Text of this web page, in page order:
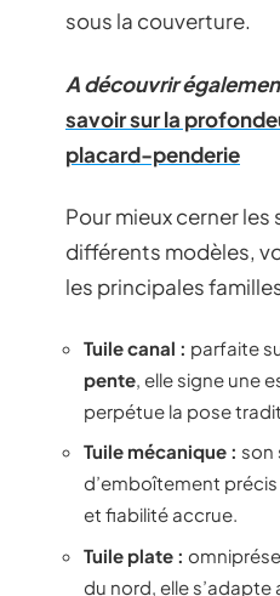
sous la couverture.
A découvrir
savoir sur la
placard-penderie
Pour mieux cerner
différents modèles,
les principales
Tuile canal : parfaite
pente , elle signe une
perpétue la pose
Tuile mécanique : son
d’emboîtement
et fiabilité accrue.
Tuile plate :
du nord, elle